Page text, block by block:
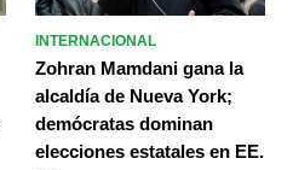
INTERNACIONAL
Zohran Mamdani gana la
alcaldía de Nueva York;
demócratas dominan
elecciones estatales en EE.